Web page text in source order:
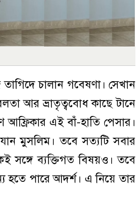
চালান গ‌বেষণা। সেখান
আর ভ্রাতৃত্ববোধ কাছে টানে
আফ্রিকার এই বাঁ-হাতি পেসার।
যান মুসলিম। তবে সত্যটি সবার
সঙ্গে ব্যক্তিগত বিষয়ও। তবে
হতে পারে আদর্শ। এ নিয়ে তার